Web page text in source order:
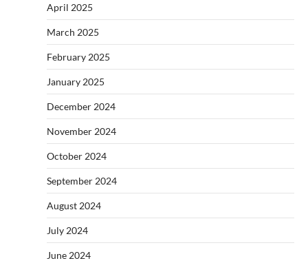
April 2025
March 2025
February 2025
January 2025
December 2024
November 2024
October 2024
September 2024
August 2024
July 2024
June 2024